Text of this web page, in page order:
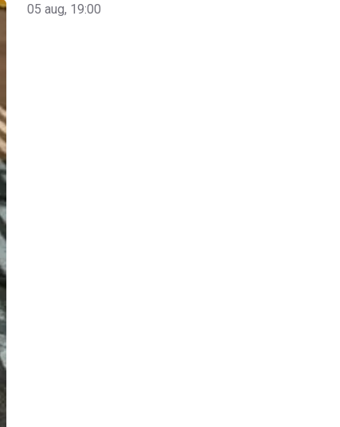
05 aug, 19:00